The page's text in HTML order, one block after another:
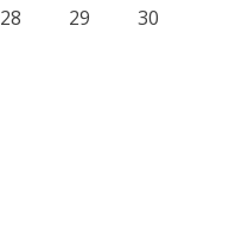
28 29
30